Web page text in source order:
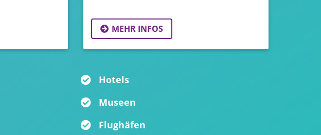
MEHR INFOS
Hotels
Museen
Flughäfen